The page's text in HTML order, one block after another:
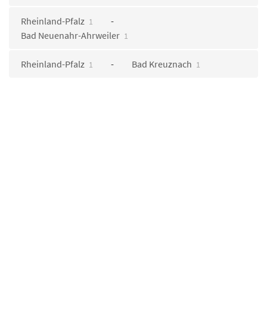
Rheinland-Pfalz 1
Bad Neuenahr-Ahrweiler 1
Rheinland-Pfalz 1 Bad Kreuznach 1